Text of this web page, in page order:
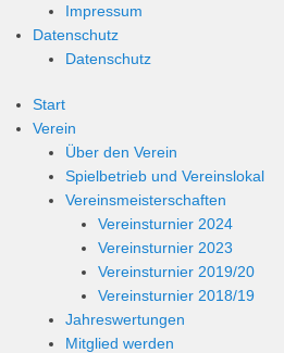
Impressum
Datenschutz
Datenschutz
Start
Verein
Über den Verein
Spielbetrieb und Vereinslokal
Vereinsmeisterschaften
Vereinsturnier 2024
Vereinsturnier 2023
Vereinsturnier 2019/20
Vereinsturnier 2018/19
Jahreswertungen
Mitglied werden